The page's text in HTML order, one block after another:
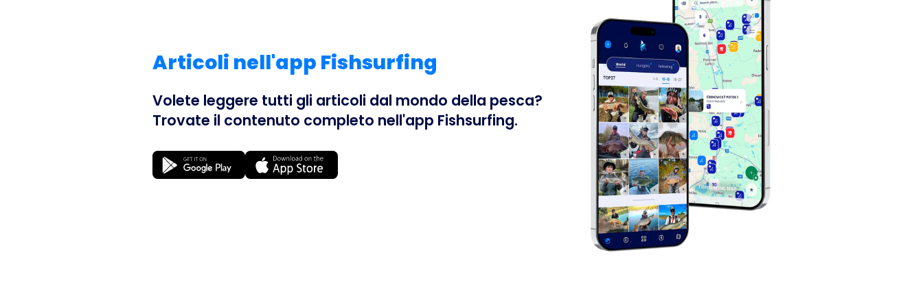
Articoli nell'app Fishsurfing
Volete leggere tutti gli articoli dal mondo della pesca?
Trovate il contenuto completo nell'app Fishsurfing.